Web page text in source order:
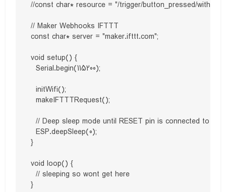
//const char* resource = "/trigger/button_pressed/with/
// Maker Webhooks IFTTT
const char* server = "maker.ifttt.com";
void setup() {
  Serial.begin(115200);
  initWifi();
  makeIFTTTRequest();
// Deep sleep mode until RESET pin is connected to a
  ESP.deepSleep(0);
}
void loop() {
  // sleeping so wont get here
}